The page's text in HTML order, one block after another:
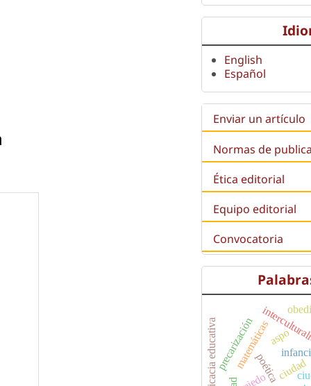
English
Español
Enviar un artículo
Normas de
Ética editorial
Equipo editorial
Convocatoria
ciudad
poética
matemáticas
precarización
eficacia educativa aspo